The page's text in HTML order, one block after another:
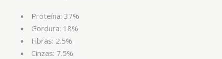
Proteína: 37%
Gordura: 18%
Fibras: 2.5%
Cinzas: 7.5%